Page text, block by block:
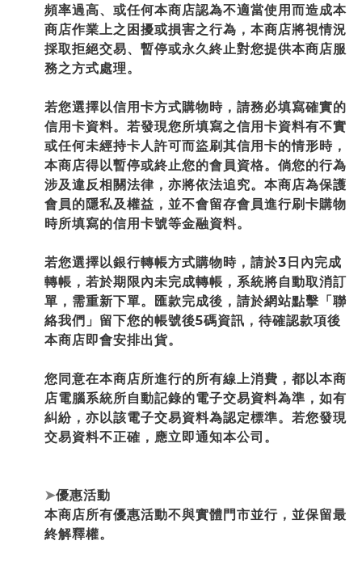
頻率過高、或任何本商店認為不適當使用而造成本
商店作業上之困擾或損害之行為，本商店將視情況
採取拒絕交易、暫停或永久終止對您提供本商店服
務之方式處理。
若您選擇以信用卡方式購物時，請務必填寫確實的
信用卡資料。若發現您所填寫之信用卡資料有不實
或任何未經持卡人許可而盜刷其信用卡的情形時，
本商店得以暫停或終止您的會員資格。倘您的行為
涉及違反相關法律，亦將依法追究。本商店為保護
會員的隱私及權益，並不會留存會員進行刷卡購物
時所填寫的信用卡號等金融資料。
若您選擇以銀行轉帳方式購物時，請於3日內完成
轉帳，若於期限內未完成轉帳，系統將自動取消訂
單，需重新下單。匯款完成後，請於網站點擊「聯
絡我們」留下您的帳號後5碼資訊，待確認款項後
本商店即會安排出貨。
您同意在本商店所進行的所有線上消費，都以本商
店電腦系統所自動記錄的電子交易資料為準，如有
糾紛，亦以該電子交易資料為認定標準。若您發現
交易資料不正確，應立即通知本公司。
➤優惠活動
本商店所有優惠活動不與實體門市並行，並保留最
終解釋權。